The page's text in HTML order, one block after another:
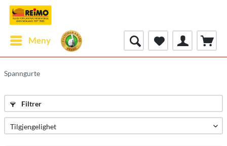
Meny
Spanngurte
Filtrer